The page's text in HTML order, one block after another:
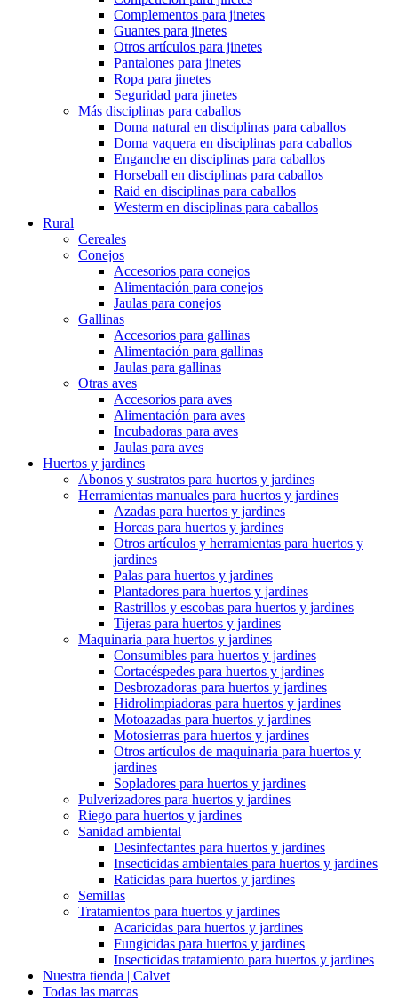
Complementos para jinetes
Guantes para jinetes
Otros artículos para jinetes
Pantalones para jinetes
Ropa para jinetes
Seguridad para jinetes
Más disciplinas para caballos
Doma natural en disciplinas para caballos
Doma vaquera en disciplinas para caballos
Enganche en disciplinas para caballos
Horseball en disciplinas para caballos
Raid en disciplinas para caballos
Westerm en disciplinas para caballos
Rural
Cereales
Conejos
Accesorios para conejos
Alimentación para conejos
Jaulas para conejos
Gallinas
Accesorios para gallinas
Alimentación para gallinas
Jaulas para gallinas
Otras aves
Accesorios para aves
Alimentación para aves
Incubadoras para aves
Jaulas para aves
Huertos y jardines
Abonos y sustratos para huertos y jardines
Herramientas manuales para huertos y jardines
Azadas para huertos y jardines
Horcas para huertos y jardines
Otros artículos y herramientas para huertos y
jardines
Palas para huertos y jardines
Plantadores para huertos y jardines
Rastrillos y escobas para huertos y jardines
Tijeras para huertos y jardines
Maquinaria para huertos y jardines
Consumibles para huertos y jardines
Cortacéspedes para huertos y jardines
Desbrozadoras para huertos y jardines
Hidrolimpiadoras para huertos y jardines
Motoazadas para huertos y jardines
Motosierras para huertos y jardines
Otros artículos de maquinaria para huertos y
jardines
Sopladores para huertos y jardines
Pulverizadores para huertos y jardines
Riego para huertos y jardines
Sanidad ambiental
Desinfectantes para huertos y jardines
Insecticidas ambientales para huertos y jardines
Raticidas para huertos y jardines
Semillas
Tratamientos para huertos y jardines
Acaricidas para huertos y jardines
Fungicidas para huertos y jardines
Insecticidas tratamiento para huertos y jardines
Nuestra tienda | Calvet
Todas las marcas